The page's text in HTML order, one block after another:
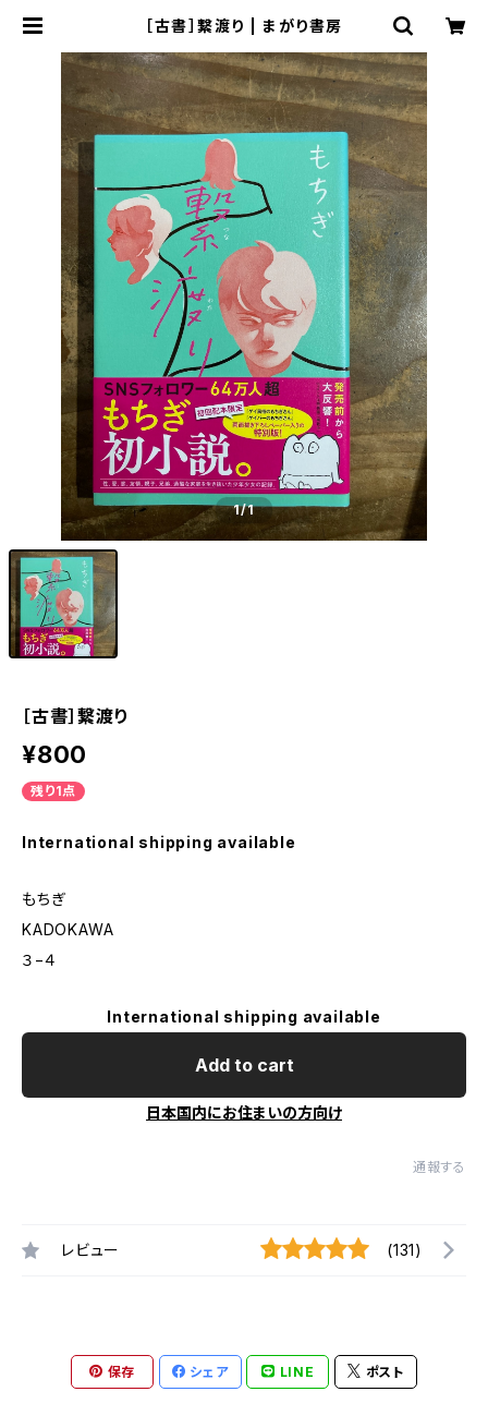
［古書］繋渡り | まがり書房
1/1
［古書］繋渡り
¥800
残り1点
International shipping available
もちぎ
KADOKAWA
３−４
International shipping available
Add to cart
日本国内にお住まいの方向け
通報する
レビュー (131)
保存 シェア LINE ポスト